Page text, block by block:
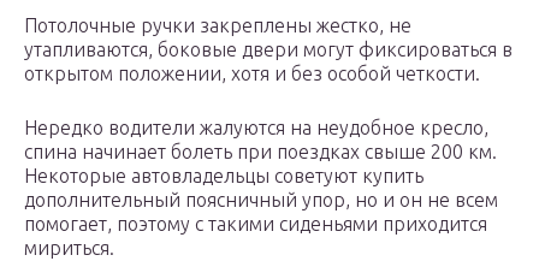
Потолочные ручки закреплены жестко, не
утапливаются, боковые двери могут фиксироваться в
открытом положении, хотя и без особой четкости.
Нередко водители жалуются на неудобное кресло,
спина начинает болеть при поездках свыше 200 км.
Некоторые автовладельцы советуют купить
дополнительный поясничный упор, но и он не всем
помогает, поэтому с такими сиденьями приходится
мириться.